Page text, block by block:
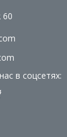
60
в соцсетях: